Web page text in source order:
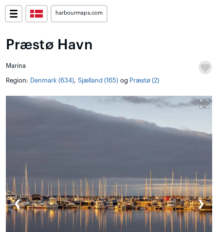
harbourmaps.com
Præstø Havn
Marina
Region: Denmark (634), Sjælland (165) og Præstø (2)
❮ ❯